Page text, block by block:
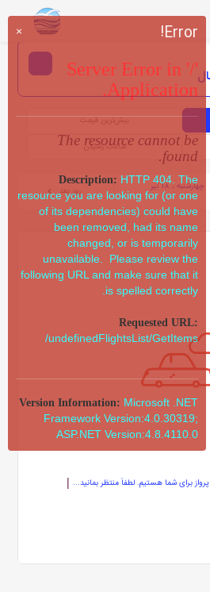
بیش‌ترین قیمت
ساعت رسیدن
چهارشنبه ، 18 تیر روز بعد
برای شما هستیم. لطفاً منتظر بمانید...
× Error!
Server Error in '/'
Application.
The resource cannot be
found.
Description: HTTP 404. The
resource you are looking for (or one
of its dependencies) could have
been removed, had its name
changed, or is temporarily
unavailable. Please review the
following URL and make sure that it
is spelled correctly.
Requested URL:
/undefinedFlightsList/GetItems
Version Information: Microsoft .NET
Framework Version:4.0.30319;
ASP.NET Version:4.8.4110.0